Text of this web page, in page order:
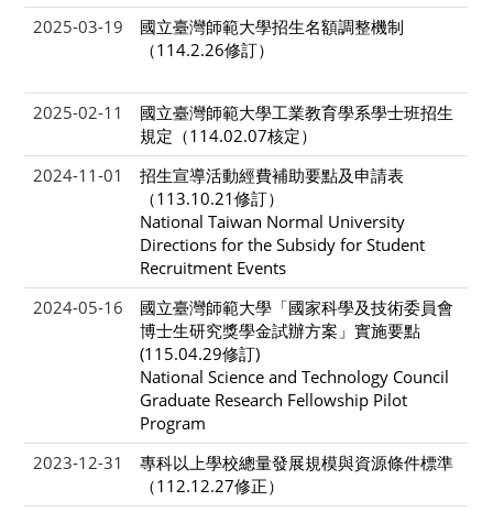
2025-03-19
國立臺灣師範大學招生名額調整機制
（114.2.26修訂）
2025-02-11
國立臺灣師範大學工業教育學系學士班招生
規定（114.02.07核定）
2024-11-01
招生宣導活動經費補助要點及申請表
（113.10.21修訂）
National Taiwan Normal University
Directions for the Subsidy for Student
Recruitment Events
2024-05-16
國立臺灣師範大學「國家科學及技術委員會
博士生研究獎學金試辦方案」實施要點
(115.04.29修訂)
National Science and Technology Council
Graduate Research Fellowship Pilot
Program
2023-12-31
專科以上學校總量發展規模與資源條件標準
（112.12.27修正）